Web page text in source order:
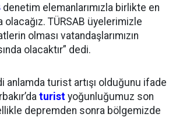
denetim elemanlarımızla birlikte en
olacağız. TÜRSAB üyelerimizle
olması vatandaşlarımızın
olacaktır” dedi.
anlamda turist artışı olduğunu ifade
turist yoğunluğumuz son
depremden sonra bölgemizde